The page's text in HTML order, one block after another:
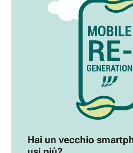
Hai un vecchio